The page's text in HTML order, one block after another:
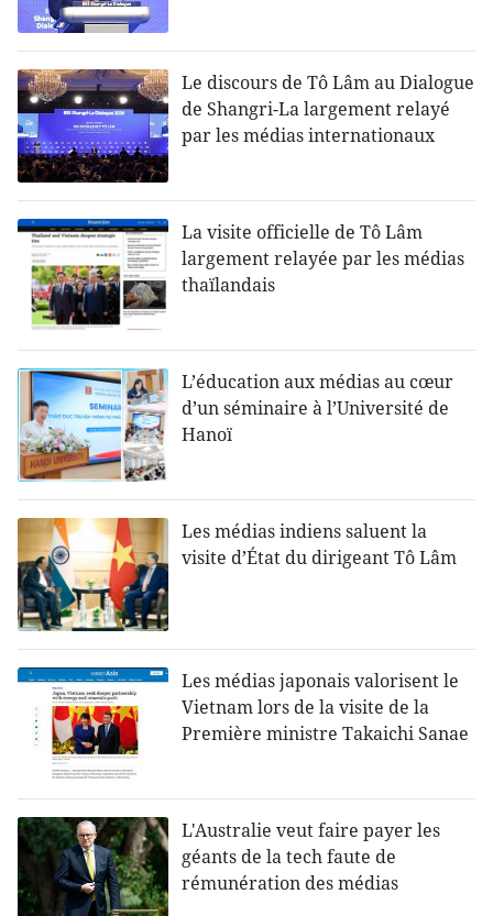
Le discours de Tô Lâm au Dialogue
de Shangri-La largement relayé
par les médias internationaux
La visite officielle de Tô Lâm
largement relayée par les médias
thaïlandais
L’éducation aux médias au cœur
d’un séminaire à l’Université de
Hanoï
Les médias indiens saluent la
visite d’État du dirigeant Tô Lâm
Les médias japonais valorisent le
Vietnam lors de la visite de la
Première ministre Takaichi Sanae
L'Australie veut faire payer les
géants de la tech faute de
rémunération des médias